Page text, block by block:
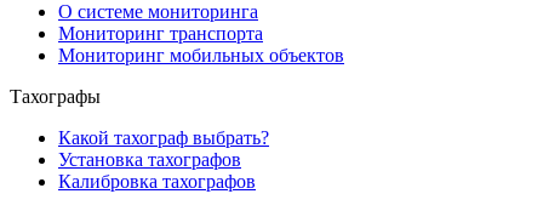
О системе мониторинга
Мониторинг транспорта
Мониторинг мобильных объектов
Тахографы
Какой тахограф выбрать?
Установка тахографов
Калибровка тахографов